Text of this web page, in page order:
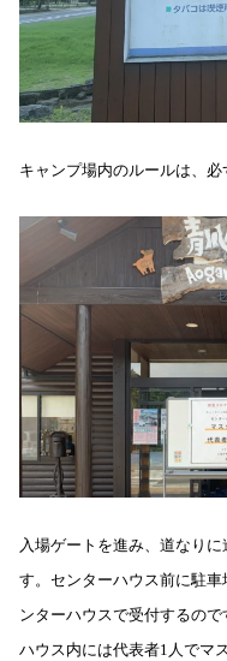
キャンプ場内のルールは、必
入場ゲートを進み、道なり
す。センターハウス前に駐
ンターハウスで受付するの
ハウス内には代表者1人でマ